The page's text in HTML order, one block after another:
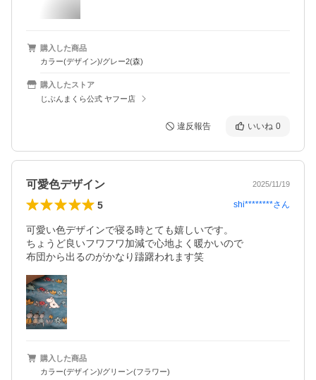
購入した商品
カラー(デザイン)/グレー2(森)
購入したストア
じぶんまくら公式 ヤフー店
違反報告 いいね 0
可愛色デザイン 2025/11/19
5 shi********さん
可愛い色デザインで寝る時とても嬉しいです。
ちょうど良いフワフワ加減で心地よく暖かいので
布団から出るのがかなり躊躇われます笑
購入した商品
カラー(デザイン)/グリーン(フラワー)